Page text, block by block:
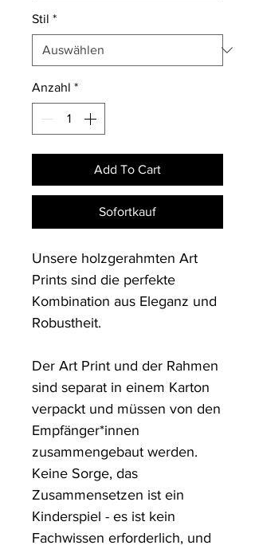
Stil *
Anzahl *
Add To Cart
Sofortkauf
Unsere holzgerahmten Art
Prints sind die perfekte
Kombination aus Eleganz und
Robustheit.
Der Art Print und der Rahmen
sind separat in einem Karton
verpackt und müssen von den
Empfänger*innen
zusammengebaut werden.
Keine Sorge, das
Zusammensetzen ist ein
Kinderspiel - es ist kein
Fachwissen erforderlich, und